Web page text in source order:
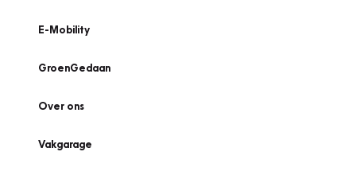
E-Mobility
GroenGedaan
Over ons
Vakgarage